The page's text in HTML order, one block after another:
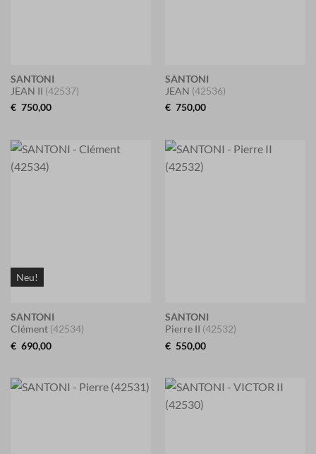
SANTONI
JEAN II (42537)
€ 750,00
SANTONI
JEAN (42536)
€ 750,00
Neu!
SANTONI
Clément (42534)
€ 690,00
SANTONI
Pierre II (42532)
€ 550,00